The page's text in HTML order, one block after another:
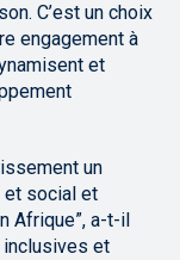
C’est un choix
engagement à
et
un
et social et
Afrique”, a-t-il
inclusives et